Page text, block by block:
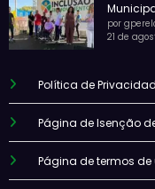
por
21 de
Política de
Página de Isenção
Página de termos de